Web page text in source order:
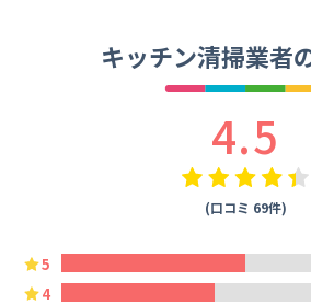
キッチン清掃業者
4.5
(口コミ 69件)
5
4